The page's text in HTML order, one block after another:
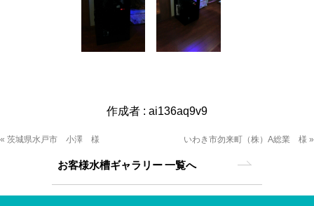
作成者 : ai136aq9v9
« 茨城県水戸市 小澤 様 いわき市勿来町（株）A総業 様 »
お客様水槽ギャラリー 一覧へ